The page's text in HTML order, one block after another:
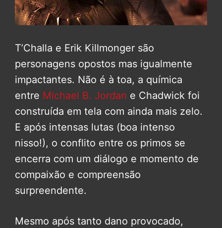
T’Challa e Erik Killmonger são
personagens opostos mas igualmente
impactantes. Não é à toa, a química
entre Michael B. Jordan e Chadwick foi
construída em tela com ainda mais zelo.
E após intensas lutas (boa intenso
nisso!), o conflito entre os primos se
encerra com um diálogo e momento de
compaixão e compreensão
surpreendente.
Mesmo após tanto dano provocado,